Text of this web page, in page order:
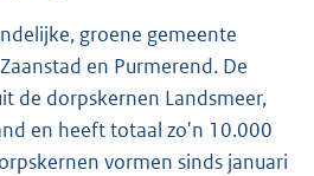
groene gemeente
en Purmerend. De
de dorpskernen Landsmeer,
en heeft totaal zo'n 10.000
vormen sinds januari